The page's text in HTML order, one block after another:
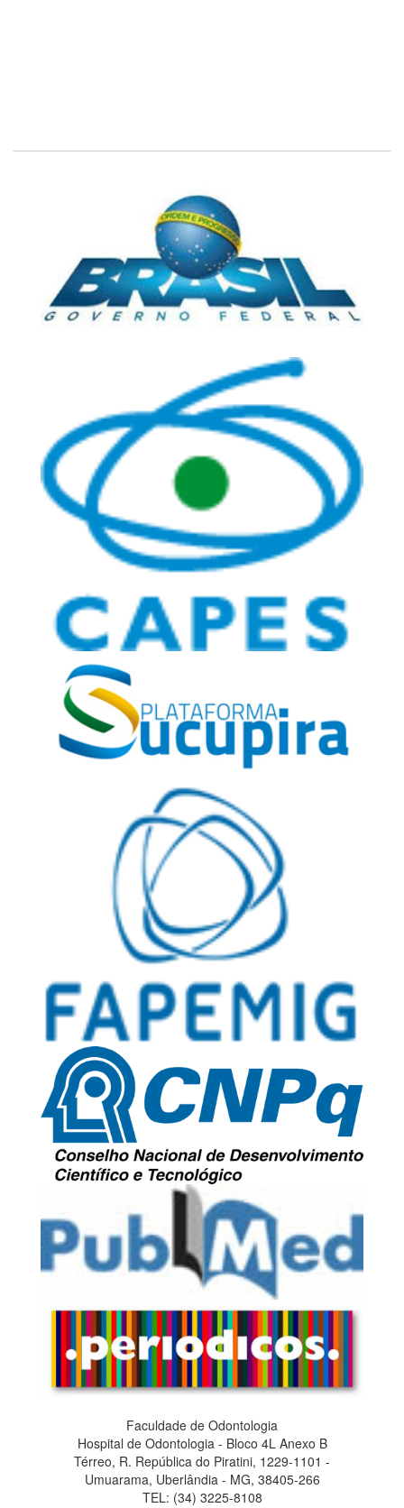
Faculdade de Odontologia
Hospital de Odontologia - Bloco 4L Anexo B
Térreo, R. República do Piratini, 1229-1101 -
Umuarama, Uberlândia - MG, 38405-266
TEL: (34) 3225-8108